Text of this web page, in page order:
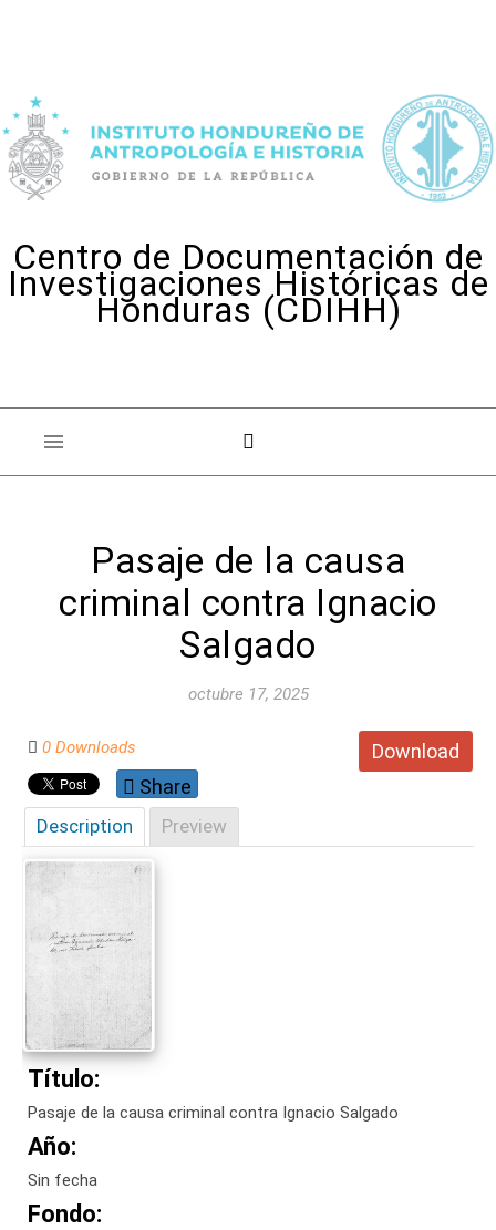
Centro de Documentación de
Investigaciones Históricas de
Honduras (CDIHH)
Pasaje de la causa
criminal contra Ignacio
Salgado
octubre 17, 2025
Download
0 Downloads
Share
Description Preview
Título:
Pasaje de la causa criminal contra Ignacio Salgado
Año:
Sin fecha
Fondo: